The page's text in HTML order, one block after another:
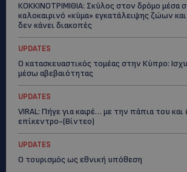
ΚΟΚΚΙΝΟΤΡΙΜΙΘΙΑ: Σκύλος στον δρόμο μέσα
καλοκαιρινό «κύμα» εγκατάλειψης ζώων
δεν κάνει διακοπές
UPDATES
Ο κατασκευαστικός τομέας στην Κύπρο:
μέσω αβεβαιότητας
UPDATES
VIRAL: Πήγε για καφέ… με την πάπια του και
επίκεντρο-(Βίντεο)
UPDATES
Ο τουρισμός ως εθνική υπόθεση